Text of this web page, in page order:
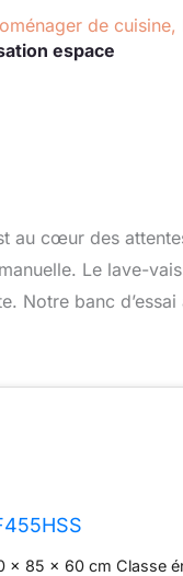
de cuisine,
espace
au cœur des
Le lave-
Notre banc
x 85 x 60 cm Classe